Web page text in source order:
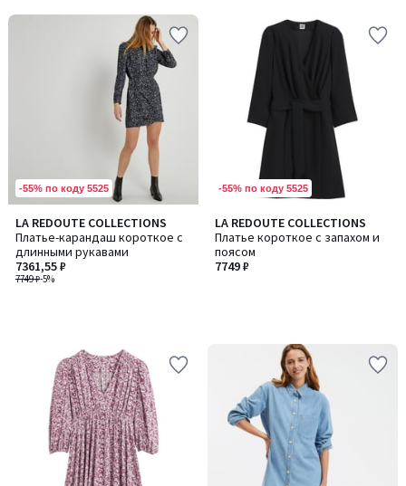
-55% по коду 5525
LA REDOUTE COLLECTIONS
Платье-карандаш короткое с
длинными рукавами
7749 ₽-5%
7361,55 ₽
-55% по коду 5525
LA REDOUTE COLLECTIONS
Платье короткое с запахом и
поясом
7749 ₽